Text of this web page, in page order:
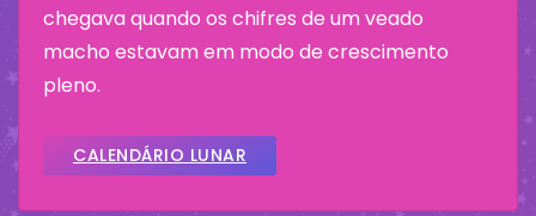
chegava quando os chifres de um veado
macho estavam em modo de crescimento
pleno.
CALENDÁRIO LUNAR